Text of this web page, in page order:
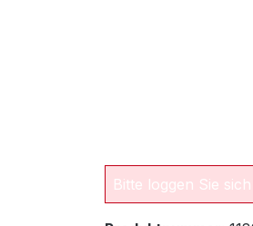
Bitte loggen Sie